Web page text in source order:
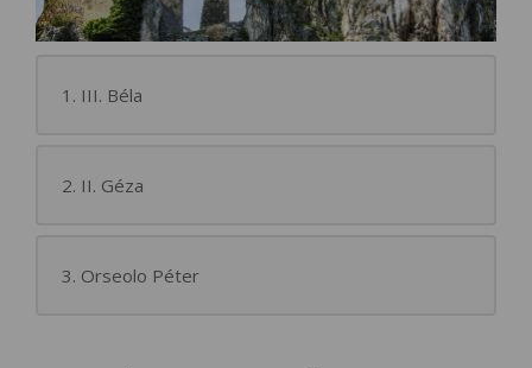
1. III. Béla
2. II. Géza
3. Orseolo Péter